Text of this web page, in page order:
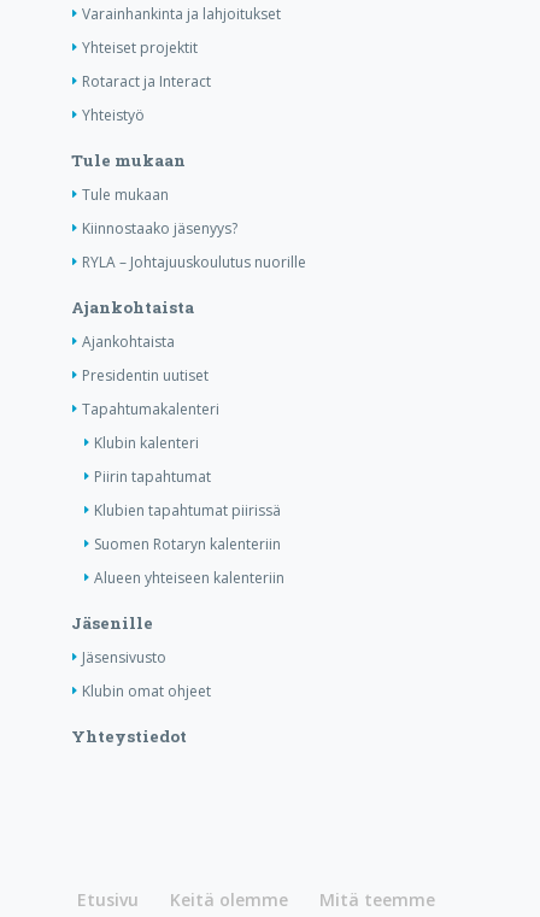
Varainhankinta ja lahjoitukset
Yhteiset projektit
Rotaract ja Interact
Yhteistyö
Tule mukaan
Tule mukaan
Kiinnostaako jäsenyys?
RYLA – Johtajuuskoulutus nuorille
Ajankohtaista
Ajankohtaista
Presidentin uutiset
Tapahtumakalenteri
Klubin kalenteri
Piirin tapahtumat
Klubien tapahtumat piirissä
Suomen Rotaryn kalenteriin
Alueen yhteiseen kalenteriin
Jäsenille
Jäsensivusto
Klubin omat ohjeet
Yhteystiedot
Etusivu Keitä olemme Mitä teemme